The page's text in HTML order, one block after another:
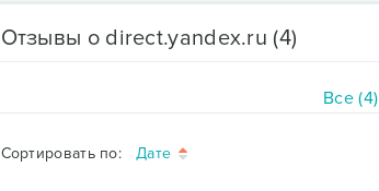
Отзывы о direct.yandex.ru (4)
Все (4)
Сортировать по: Дате